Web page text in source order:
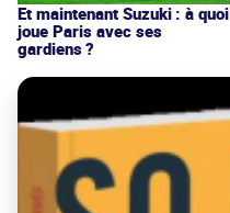
Et maintenant Suzuki : à quoi
joue Paris avec ses
gardiens ?